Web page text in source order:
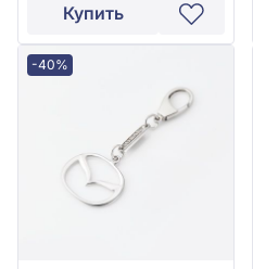
Купить
-40%